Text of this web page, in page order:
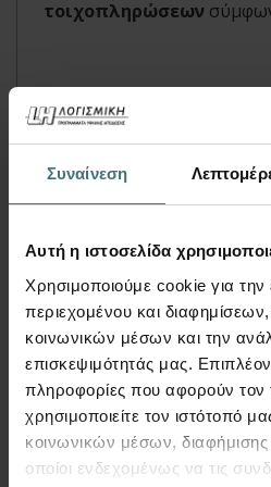
Συναίνεση
Αυτή η ιστοσελίδα
Χρησιμοποιούμε cookie για την
περιεχομένου και
κοινωνικών μέσων και την
επισκεψιμότητάς μας.
πληροφορίες που αφορούν
χρησιμοποιείτε τον ιστότοπό
κοινωνικών μέσων,
οποίοι ενδεχομένως να τις
τοιχοπληρώσεων
Παράδειγμα